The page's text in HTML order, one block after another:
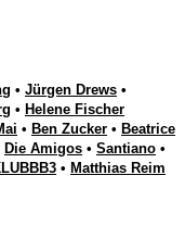
• Jürgen Drews •
• Helene Fischer
• Ben Zucker • Beatrice
Die Amigos • Santiano •
• Matthias Reim